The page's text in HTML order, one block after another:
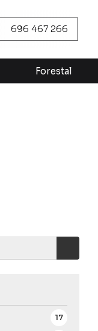
696 467 266
Forestal
17